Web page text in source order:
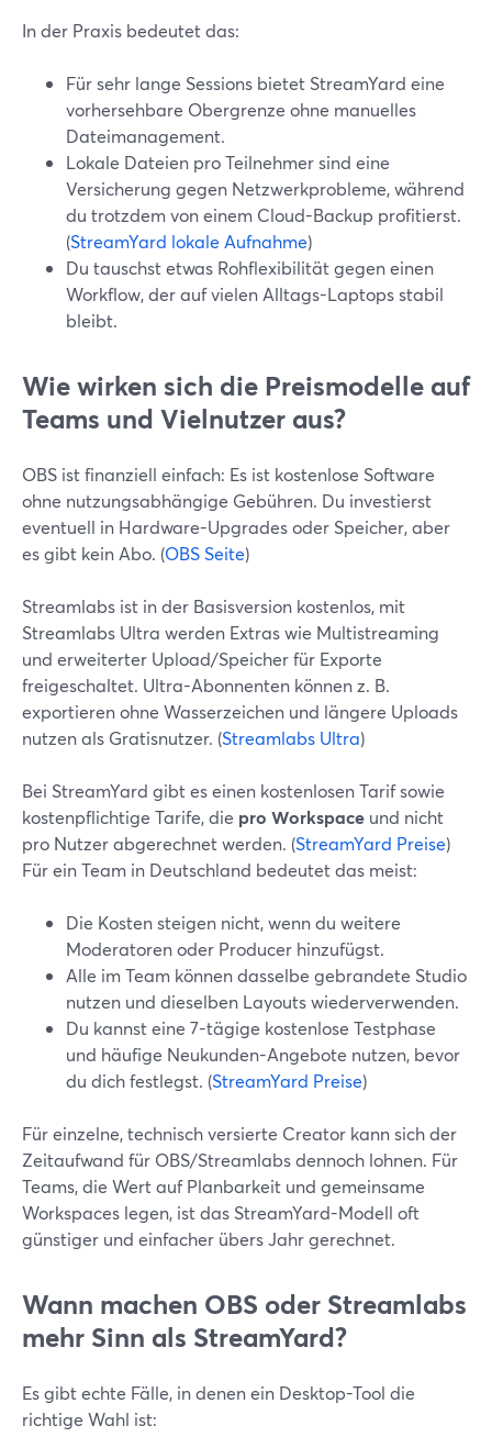
In der Praxis bedeutet das:
Für sehr lange Sessions bietet StreamYard eine
vorhersehbare Obergrenze ohne manuelles
Dateimanagement.
Lokale Dateien pro Teilnehmer sind eine
Versicherung gegen Netzwerkprobleme, während
du trotzdem von einem Cloud-Backup profitierst.
(StreamYard lokale Aufnahme)
Du tauschst etwas Rohflexibilität gegen einen
Workflow, der auf vielen Alltags-Laptops stabil
bleibt.
Wie wirken sich die Preismodelle auf
Teams und Vielnutzer aus?
OBS ist finanziell einfach: Es ist kostenlose Software
ohne nutzungsabhängige Gebühren. Du investierst
eventuell in Hardware-Upgrades oder Speicher, aber
es gibt kein Abo. (OBS Seite)
Streamlabs ist in der Basisversion kostenlos, mit
Streamlabs Ultra werden Extras wie Multistreaming
und erweiterter Upload/Speicher für Exporte
freigeschaltet. Ultra-Abonnenten können z. B.
exportieren ohne Wasserzeichen und längere Uploads
nutzen als Gratisnutzer. (Streamlabs Ultra)
Bei StreamYard gibt es einen kostenlosen Tarif sowie
kostenpflichtige Tarife, die pro Workspace und nicht
pro Nutzer abgerechnet werden. (StreamYard Preise)
Für ein Team in Deutschland bedeutet das meist:
Die Kosten steigen nicht, wenn du weitere
Moderatoren oder Producer hinzufügst.
Alle im Team können dasselbe gebrandete Studio
nutzen und dieselben Layouts wiederverwenden.
Du kannst eine 7-tägige kostenlose Testphase
und häufige Neukunden-Angebote nutzen, bevor
du dich festlegst. (StreamYard Preise)
Für einzelne, technisch versierte Creator kann sich der
Zeitaufwand für OBS/Streamlabs dennoch lohnen. Für
Teams, die Wert auf Planbarkeit und gemeinsame
Workspaces legen, ist das StreamYard-Modell oft
günstiger und einfacher übers Jahr gerechnet.
Wann machen OBS oder Streamlabs
mehr Sinn als StreamYard?
Es gibt echte Fälle, in denen ein Desktop-Tool die
richtige Wahl ist: